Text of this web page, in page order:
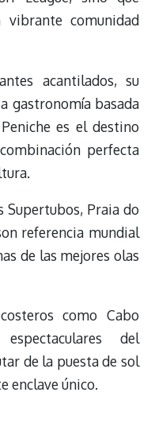
comunidad
acantilados, su
gastronomía basada
es el destino
perfecta
Supertubos, Praia do
referencia mundial
de las mejores olas
como Cabo
del
de la puesta de sol
enclave único.